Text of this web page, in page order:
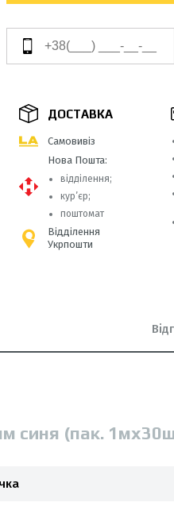
ДОСТАВКА
Самовивіз
Нова Пошта:
відділення;
кур’єр;
поштомат
Відділення
Укрпошти
синя (пак.